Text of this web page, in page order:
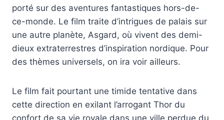
porté sur des aventures fantastiques hors-de-
ce-monde. Le film traite d’intrigues de palais sur
une autre planète, Asgard, où vivent des demi-
dieux extraterrestres d’inspiration nordique. Pour
des thèmes universels, on ira voir ailleurs.
Le film fait pourtant une timide tentative dans
cette direction en exilant l’arrogant Thor du
confort de sa vie royale dans une ville perdue du